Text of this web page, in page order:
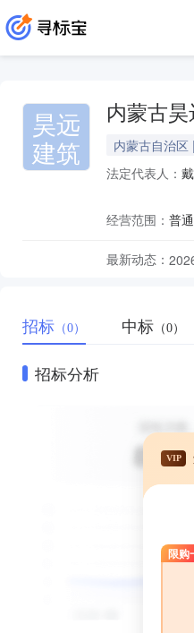
昊远
建筑
内蒙古
内蒙古自治区
法定代表人：
经营范围：
最新动态：
招标 （0） 中标 （0）
招标分析
VIP
限购